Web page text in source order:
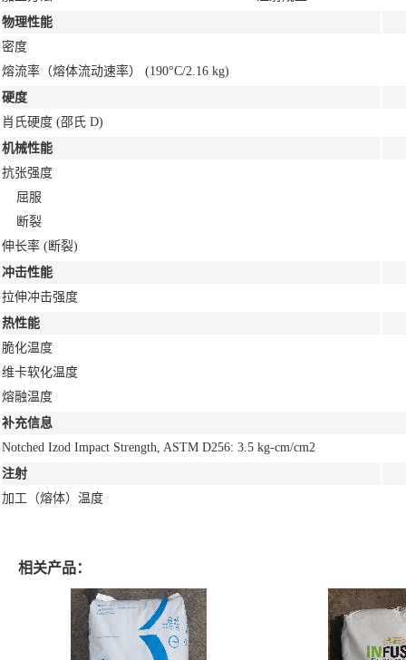
物理性能
密度
熔流率（熔体流动速率） (190°C/2.16 kg)
硬度
肖氏硬度 (邵氏 D)
机械性能
抗张强度
屈服
断裂
伸长率 (断裂)
冲击性能
拉伸冲击强度
热性能
脆化温度
维卡软化温度
熔融温度
补充信息
Notched Izod Impact Strength, ASTM D256: 3.5 kg-cm/cm2
注射
加工（熔体）温度
相关产品：